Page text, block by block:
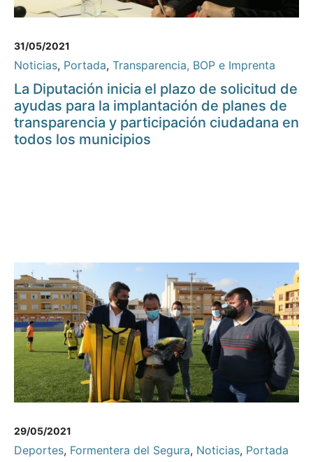
31/05/2021
Noticias, Portada, Transparencia, BOP e Imprenta
La Diputación inicia el plazo de solicitud de
ayudas para la implantación de planes de
transparencia y participación ciudadana en
todos los municipios
29/05/2021
Deportes, Formentera del Segura, Noticias, Portada